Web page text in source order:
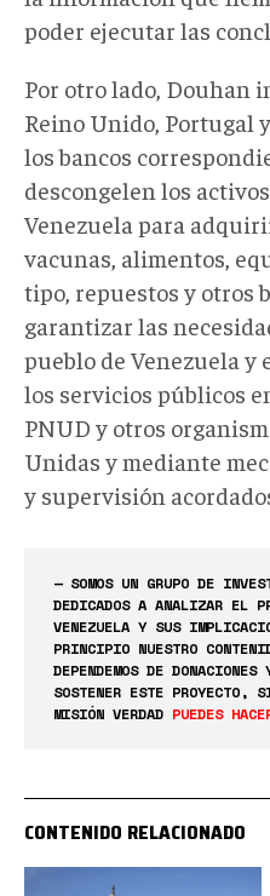
poder ejecutar las
Por otro lado, Douhan
Reino Unido, Portugal
los bancos
descongelen los
Venezuela para
vacunas, alimentos,
tipo, repuestos y otros
garantizar las
pueblo de Venezuela
los servicios públicos
PNUD y otros
Unidas y mediante
y supervisión
— SOMOS UN GRUPO DE
DEDICADOS A ANALIZAR EL
VENEZUELA Y SUS
PRINCIPIO NUESTRO
DEPENDEMOS DE DONACIONES
SOSTENER ESTE PROYECTO,
MISIÓN VERDAD PUEDES
CONTENIDO RELACIONADO